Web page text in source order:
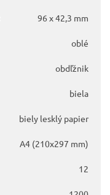
96 x 42,3 mm
oblé
obdľžnik
biela
biely lesklý papier
A4 (210x297 mm)
12